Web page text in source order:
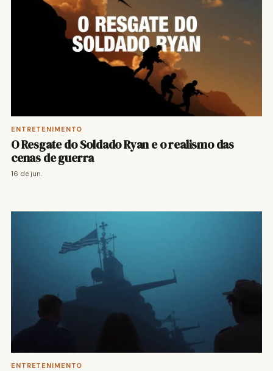
ENTRETENIMENTO
O Resgate do Soldado Ryan e o realismo das
cenas de guerra
16 de jun.
ENTRETENIMENTO